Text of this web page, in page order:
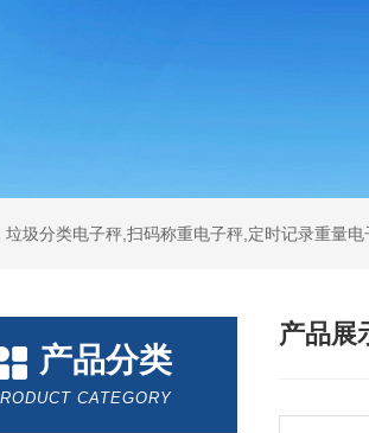
垃圾分类电子秤,扫码称重电子秤,定时记录重量电
产品分类
CATEGORY
产品展